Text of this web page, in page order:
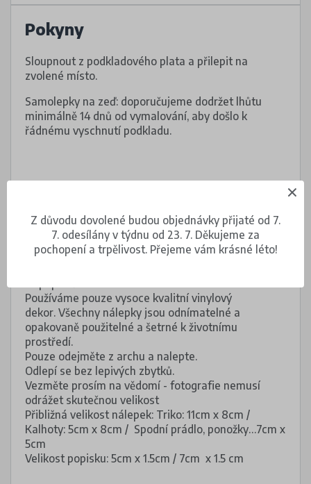
Pokyny
Sloupnout z podkladového plata a přilepit na
zvolené místo.
Samolepky na zeď: doporučujeme dodržet lhůtu
minimálně 14 dnů od vymalování, aby došlo k
řádnému vyschnutí podkladu.
Popis produktu
Používáme pouze vysoce kvalitní vinylový
dekor. Všechny nálepky jsou odnímatelné a
opakovaně použitelné a šetrné k životnímu
prostředí.
Pouze odejměte z archu a nalepte.
Odlepí se bez lepivých zbytků.
Vezměte prosím na vědomí - fotografie nemusí
odrážet skutečnou velikost
Přibližná velikost nálepek: Triko: 11cm x 8cm /
Kalhoty: 5cm x 8cm / Spodní prádlo, ponožky…7cm x
5cm
Velikost popisku: 5cm x 1.5cm / 7cm x 1.5 cm
Z důvodu dovolené budou objednávky přijaté od 7.
7. odesílány v týdnu od 23. 7. Děkujeme za
pochopení a trpělivost. Přejeme vám krásné léto!